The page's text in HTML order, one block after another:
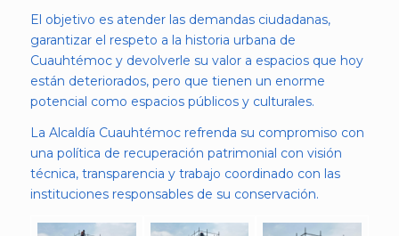
El objetivo es atender las demandas ciudadanas,
garantizar el respeto a la historia urbana de
Cuauhtémoc y devolverle su valor a espacios que hoy
están deteriorados, pero que tienen un enorme
potencial como espacios públicos y culturales.
La Alcaldía Cuauhtémoc refrenda su compromiso con
una política de recuperación patrimonial con visión
técnica, transparencia y trabajo coordinado con las
instituciones responsables de su conservación.